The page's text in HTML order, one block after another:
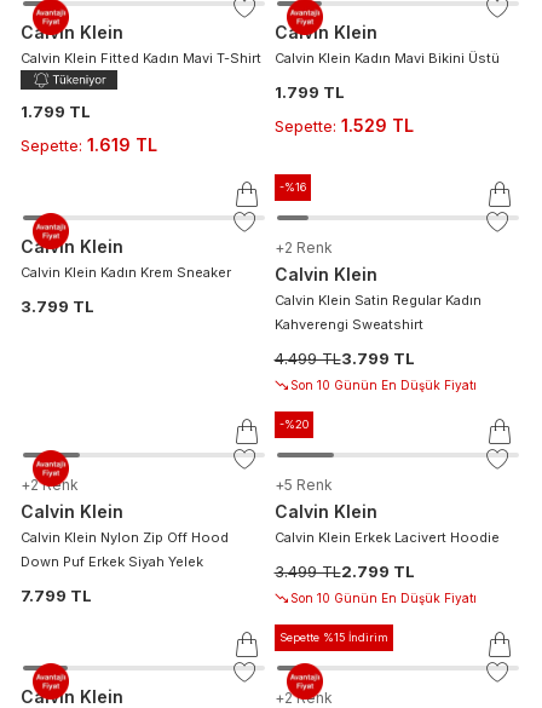
Calvin Klein
Calvin Klein Fitted Kadın Mavi T-Shirt
1.799 TL
Sepette: 1.619 TL
Calvin Klein
Calvin Klein Kadın Mavi Bikini Üstü
1.799 TL
Sepette: 1.529 TL
Calvin Klein
Calvin Klein Kadın Krem Sneaker
3.799 TL
-%16
+2 Renk
Calvin Klein
Calvin Klein Satin Regular Kadın
Kahverengi Sweatshirt
4.499 TL3.799 TL
Son 10 Günün En Düşük Fiyatı
+2 Renk
Calvin Klein
Calvin Klein Nylon Zip Off Hood
Down Puf Erkek Siyah Yelek
7.799 TL
-%20
+5 Renk
Calvin Klein
Calvin Klein Erkek Lacivert Hoodie
3.499 TL2.799 TL
Son 10 Günün En Düşük Fiyatı
Calvin Klein
Sepette %15 İndirim
+2 Renk